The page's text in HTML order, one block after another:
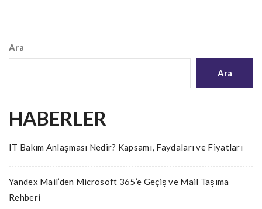
Ara
Ara
HABERLER
IT Bakım Anlaşması Nedir? Kapsamı, Faydaları ve Fiyatları
Yandex Mail’den Microsoft 365’e Geçiş ve Mail Taşıma
Rehberi